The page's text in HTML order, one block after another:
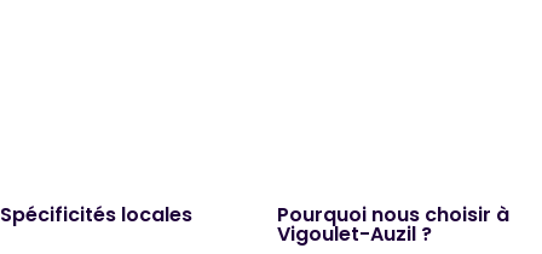
Spécificités locales
Pourquoi nous choisir à
Vigoulet-Auzil ?